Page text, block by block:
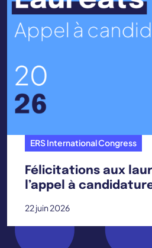
ERS International Congress
Félicitations aux
l’appel à
22 juin 2026